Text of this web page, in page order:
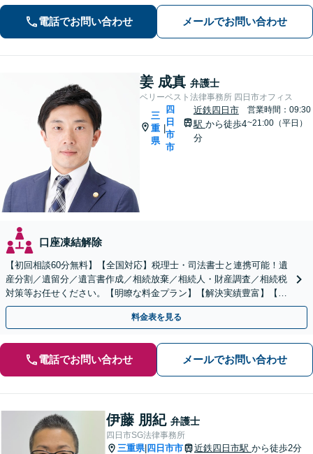
相続／刑事事件など、幅広く対応【地
域に根ざした弁護士】お気軽にお問い
合わせください。
電話でお問い合わせ メールでお問い合わせ
姜 成真 弁護士
ベリーベスト法律事務所 四日市オフィス
三
重
県
四
日
市
市
近鉄四日市
駅 から徒歩4
分
営業時間：09:30
~21:00（平日）
口座凍結解除
【初回相談60分無料】【全国対応】税理士・司法書士と連携可能！遺
産分割／遺留分／遺言書作成／相続放棄／相続人・財産調査／相続税
対策等お任せください。【明瞭な料金プラン】【解決実績豊富】【電
話相談可】
料金表を見る
電話でお問い合わせ メールでお問い合わせ
伊藤 朋紀 弁護士
四日市SG法律事務所
三重県| 四日市市 近鉄四日市駅 から徒歩2分